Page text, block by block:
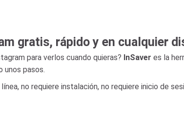
gratis, rápido y en cualquier
para verlos cuando quieras? InSaver es la
pasos.
no requiere instalación, no requiere inicio de